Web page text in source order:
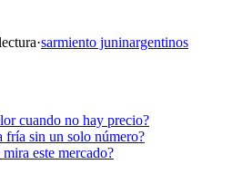
·sarmiento juninargentinos
cuando no hay precio?
fría sin un solo número?
este mercado?